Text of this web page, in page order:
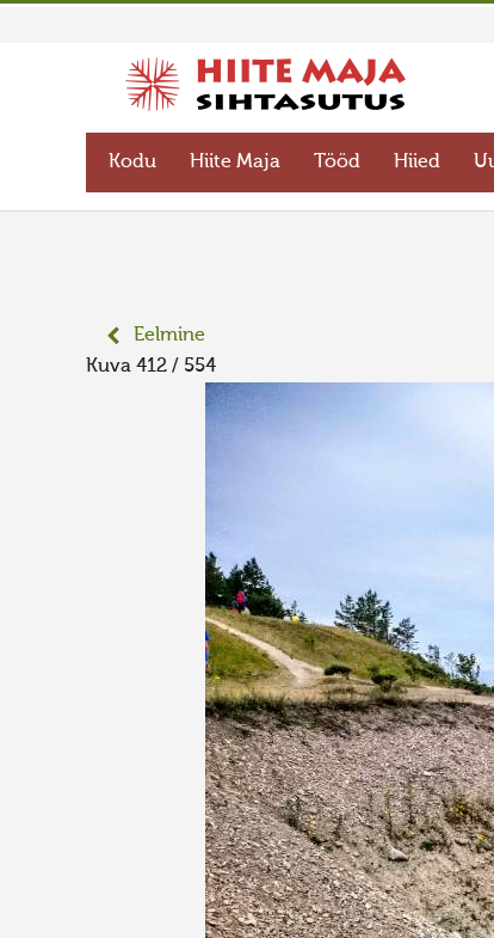
Kodu Hiite Maja Tööd Hiied
Eelmine
Kuva 412 / 554